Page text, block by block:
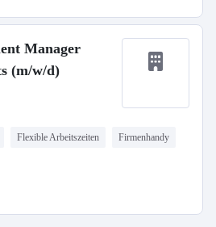
Manager
(m/w/d)
Flexible Arbeitszeiten Firmenhandy